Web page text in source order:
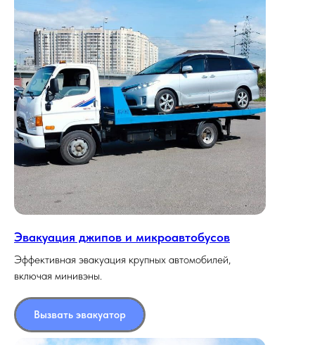
Эвакуация джипов и микроавтобусов
Эффективная эвакуация крупных автомобилей,
включая минивэны.
Вызвать эвакуатор